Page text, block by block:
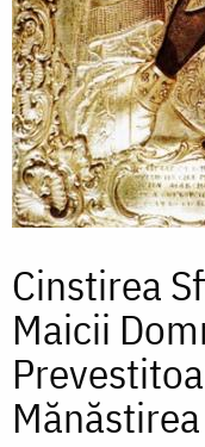
Cinstirea
Maicii